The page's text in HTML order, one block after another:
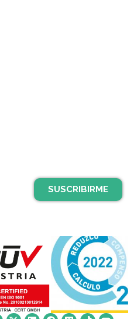
SUSCRIBIRME